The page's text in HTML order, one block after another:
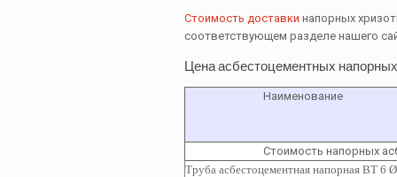
Стоимость доставки напорных
соответствующем разделе нашего
Цена асбестоцементных
Наименование
Стоимость напорных
Труба асбестоцементная напорная ВТ 6